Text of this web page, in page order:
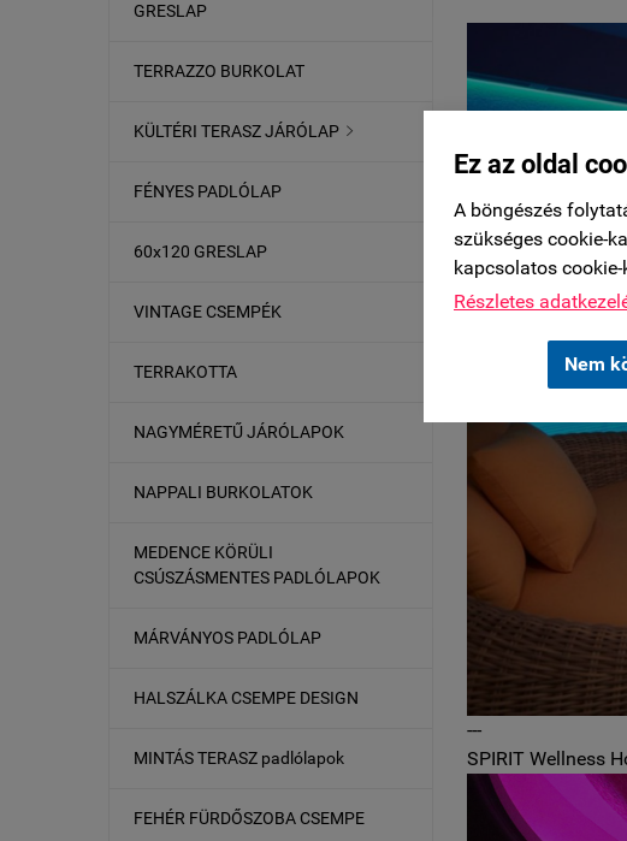
Ez az oldal
A böngészés
szükséges cookie-
kapcsolatos
Részletes
Nem
GRESLAP
TERRAZZO BURKOLAT
KÜLTÉRI TERASZ JÁRÓLAP 
FÉNYES PADLÓLAP
60x120 GRESLAP
VINTAGE CSEMPÉK
TERRAKOTTA
NAGYMÉRETŰ JÁRÓLAPOK
NAPPALI BURKOLATOK
MEDENCE KÖRÜLI
CSÚSZÁSMENTES PADLÓLAPOK
MÁRVÁNYOS PADLÓLAP
HALSZÁLKA CSEMPE DESIGN
MINTÁS TERASZ padlólapok
FEHÉR FÜRDŐSZOBA CSEMPE
---
SPIRIT Wellness